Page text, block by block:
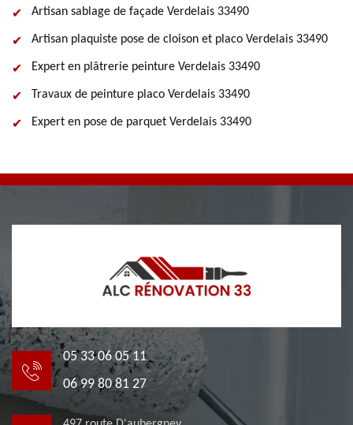
Artisan sablage de façade Verdelais 33490
Artisan plaquiste pose de cloison et placo Verdelais 33490
Expert en plâtrerie peinture Verdelais 33490
Travaux de peinture placo Verdelais 33490
Expert en pose de parquet Verdelais 33490
05 33 06 05 11
06 99 80 81 27